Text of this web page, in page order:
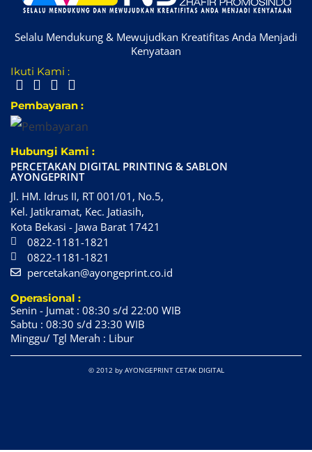
Selalu Mendukung & Mewujudkan Kreatifitas Anda Menjadi
Kenyataan
Ikuti Kami :
Pembayaran :
Hubungi Kami :
PERCETAKAN DIGITAL PRINTING & SABLON
AYONGEPRINT
Jl. HM. Idrus II, RT 001/01, No.5,
Kel. Jatikramat, Kec. Jatiasih,
Kota Bekasi - Jawa Barat 17421
0822-1181-1821
0822-1181-1821
percetakan@ayongeprint.co.id
Operasional :
Senin - Jumat : 08:30 s/d 22:00 WIB
Sabtu : 08:30 s/d 23:30 WIB
Minggu/ Tgl Merah : Libur
© 2012 by AYONGEPRINT CETAK DIGITAL